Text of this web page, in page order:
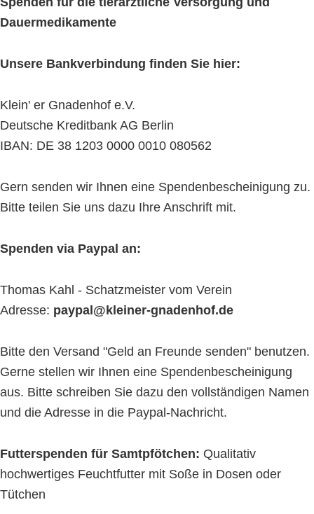
Dauermedikamente
Unsere Bankverbindung finden Sie hier:
Klein' er Gnadenhof e.V.
Deutsche Kreditbank AG Berlin
IBAN: DE 38 1203 0000 0010 080562
Gern senden wir Ihnen eine Spendenbescheinigung zu.
Bitte teilen Sie uns dazu Ihre Anschrift mit.
Spenden via Paypal an:
Thomas Kahl - Schatzmeister vom Verein
Adresse: paypal@kleiner-gnadenhof.de
Bitte den Versand "Geld an Freunde senden" benutzen.
Gerne stellen wir Ihnen eine Spendenbescheinigung
aus. Bitte schreiben Sie dazu den vollständigen Namen
und die Adresse in die Paypal-Nachricht.
Futterspenden für Samtpfötchen: Qualitativ
hochwertiges Feuchtfutter mit Soße in Dosen oder
Tütchen